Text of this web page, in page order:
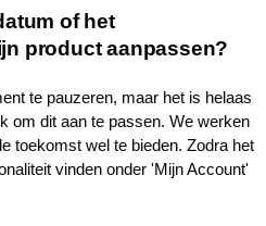
of het
product aanpassen?
te pauzeren, maar het is helaas
om dit aan te passen. We werken
toekomst wel te bieden. Zodra het
vinden onder 'Mijn Account'